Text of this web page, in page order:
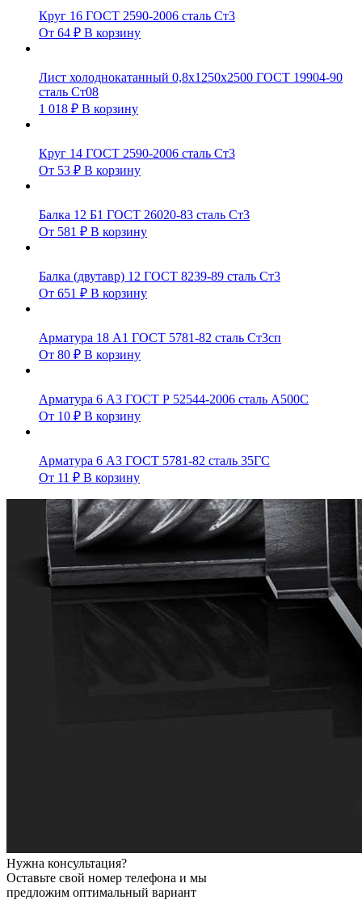
Круг 16 ГОСТ 2590-2006 сталь Ст3
От 64 ₽ В корзину
Лист холоднокатанный 0,8х1250х2500 ГОСТ 19904-90
сталь Ст08
1 018 ₽ В корзину
Круг 14 ГОСТ 2590-2006 сталь Ст3
От 53 ₽ В корзину
Балка 12 Б1 ГОСТ 26020-83 сталь Ст3
От 581 ₽ В корзину
Балка (двутавр) 12 ГОСТ 8239-89 сталь Ст3
От 651 ₽ В корзину
Арматура 18 А1 ГОСТ 5781-82 сталь Ст3сп
От 80 ₽ В корзину
Арматура 6 А3 ГОСТ Р 52544-2006 сталь А500С
От 10 ₽ В корзину
Арматура 6 А3 ГОСТ 5781-82 сталь 35ГС
От 11 ₽ В корзину
Нужна консультация?
Оставьте свой номер телефона и мы
предложим оптимальный вариант